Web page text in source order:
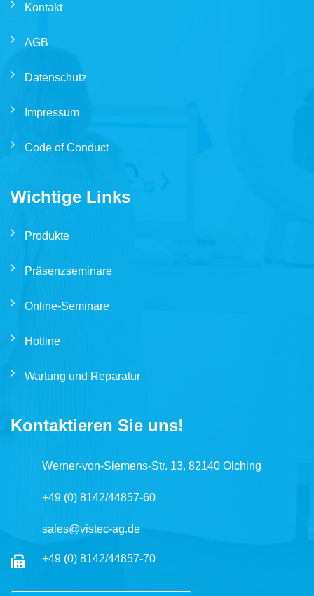
Kontakt
AGB
Datenschutz
Impressum
Code of Conduct
Wichtige Links
Produkte
Präsenzseminare
Online-Seminare
Hotline
Wartung und Reparatur
Kontaktieren Sie uns!
Werner-von-Siemens-Str. 13, 82140 Olching
+49 (0) 8142/44857-60
sales@vistec-ag.de
+49 (0) 8142/44857-70